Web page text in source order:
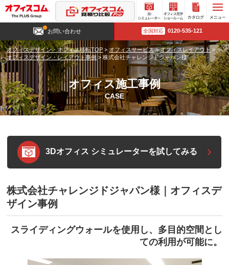
3D
シミュ
レータ
ー
オフィ
ス見学
ショー
ルーム
お問い合わせ 全国対応 0120-535-121
オフィスデザイン・オフィス移転TOP > オフィスサービス>オフィスレイアウト >
オフィスデザイン・レイアウト事例 >株式会社チャレンジドジャパン様
オフィス施工事例
CASE
3Dオフィス シミュレーターを試してみる
株式会社チャレンジドジャパン様｜オフィスデ
ザイン事例
スライディングウォールを使用し、多目的空間とし
ての利用が可能に。